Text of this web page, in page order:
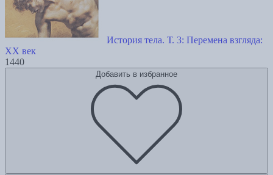
История тела. Т. 3: Перемена взгляда:
XX век
1440
Добавить в избранное